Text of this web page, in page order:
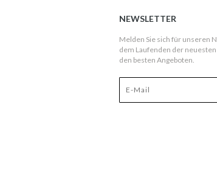
NEWSLETTER
Melden Sie sich für unseren
dem Laufenden der
den besten Angeboten.